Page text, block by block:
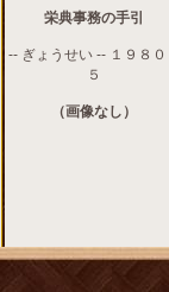
栄典事務の手引
-- ぎょうせい -- １９８０
５
（画像なし）